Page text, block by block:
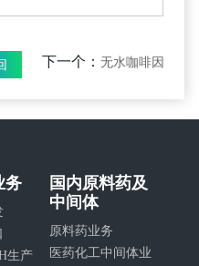
下一个： 无水咖啡因
务
生产
国内原料药及
中间体
原料药业务
医药化工中间体业